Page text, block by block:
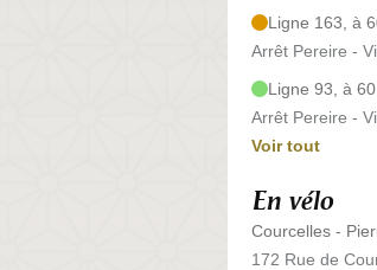
Ligne 163, à
Arrêt Pereire -
Ligne 93, à
Arrêt Pereire -
Voir tout
En vélo
Courcelles -
172 Rue de